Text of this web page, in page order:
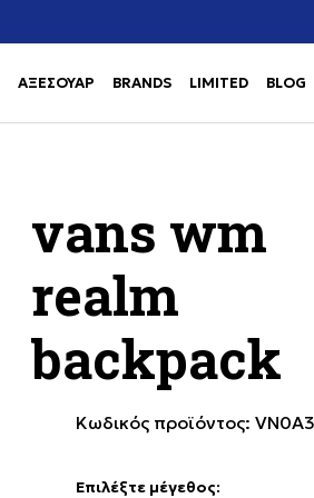
Use shift+Enter to open or close
Use shift+Enter to open or close
ΑΞΕΣΟΥΑΡ BRANDS LIMITED BLOG
vans wm
realm
backpack
Κωδικός προϊόντος:
Επιλέξτε μέγεθος: